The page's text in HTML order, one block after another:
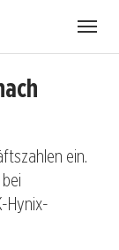
ein.
Hynix-